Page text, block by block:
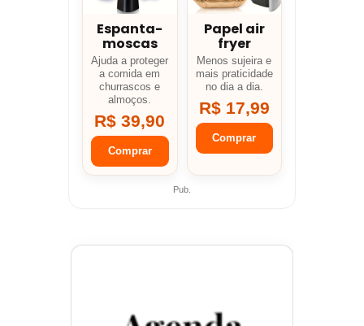
Espanta-
moscas
Ajuda a proteger
a comida em
churrascos e
almoços.
R$ 39,90
Comprar
Papel air
fryer
Menos sujeira e
mais praticidade
no dia a dia.
R$ 17,99
Comprar
Pub.